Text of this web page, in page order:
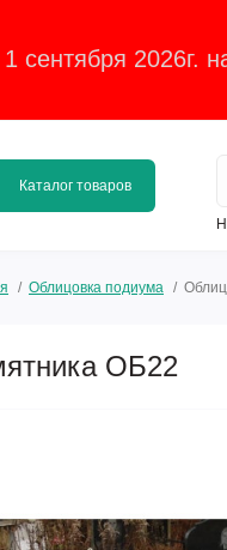
сентября 2026г.
Каталог товаров
Облицовка подиума
ОБ22